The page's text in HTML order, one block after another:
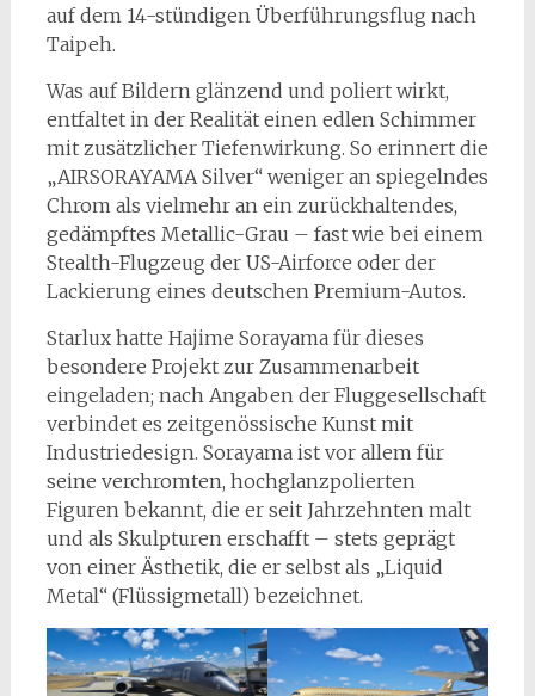
auf dem 14-stündigen Überführungsflug nach
Taipeh.
Was auf Bildern glänzend und poliert wirkt,
entfaltet in der Realität einen edlen Schimmer
mit zusätzlicher Tiefenwirkung. So erinnert die
„AIRSORAYAMA Silver“ weniger an spiegelndes
Chrom als vielmehr an ein zurückhaltendes,
gedämpftes Metallic-Grau – fast wie bei einem
Stealth-Flugzeug der US-Airforce oder der
Lackierung eines deutschen Premium-Autos.
Starlux hatte Hajime Sorayama für dieses
besondere Projekt zur Zusammenarbeit
eingeladen; nach Angaben der Fluggesellschaft
verbindet es zeitgenössische Kunst mit
Industriedesign. Sorayama ist vor allem für
seine verchromten, hochglanzpolierten
Figuren bekannt, die er seit Jahrzehnten malt
und als Skulpturen erschafft – stets geprägt
von einer Ästhetik, die er selbst als „Liquid
Metal“ (Flüssigmetall) bezeichnet.